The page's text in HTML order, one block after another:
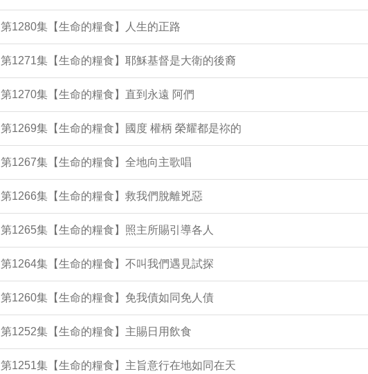
第1280集【生命的糧食】人生的正路
第1271集【生命的糧食】耶穌基督是大衛的後裔
第1270集【生命的糧食】直到永遠 阿們
第1269集【生命的糧食】國度 權柄 榮耀都是祢的
第1267集【生命的糧食】全地向主歌唱
第1266集【生命的糧食】救我們脫離兇惡
第1265集【生命的糧食】照主所賜引導各人
第1264集【生命的糧食】不叫我們遇見試探
第1260集【生命的糧食】免我債如同免人債
第1252集【生命的糧食】主賜日用飲食
第1251集【生命的糧食】主旨意行在地如同在天